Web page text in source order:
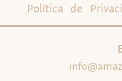
Política de